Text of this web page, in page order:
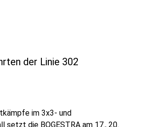
der Linie 302
im 3x3- und
setzt die BOGESTRA am 17., 20.